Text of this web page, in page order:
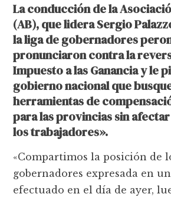
La conducción de la
(AB), que lidera Sergio
la liga de gobernadores
pronunciaron contra la
Impuesto a las Ganancia y le
gobierno nacional que
herramientas de
para las provincias sin
los trabajadores».
«Compartimos la posición de
gobernadores expresada en
efectuado en el día de ayer,